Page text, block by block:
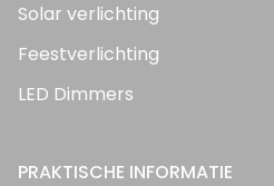
Solar verlichting
Feestverlichting
LED Dimmers
PRAKTISCHE INFORMATIE